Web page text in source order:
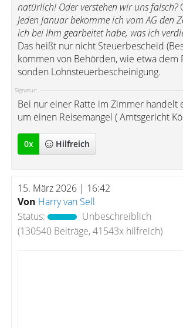
natürlich! Oder verstehen wir uns falsch?
Jeden Januar bekomme ich vom AG den
ich bei Ihm gearbeitet habe, was ich
Das heißt nur nicht Steuerbescheid
kommen von Behörden, wie etwa dem
sonden Lohnsteuerbescheinigung.
Signatur:
Bei nur einer Ratte im Zimmer handelt
um einen Reisemangel ( Amtsgericht
0x Hilfreich
15. März 2026 | 16:42
Von Harry van Sell
Status:
Unbeschreiblich
(130540 Beiträge, 41543x hilfreich)